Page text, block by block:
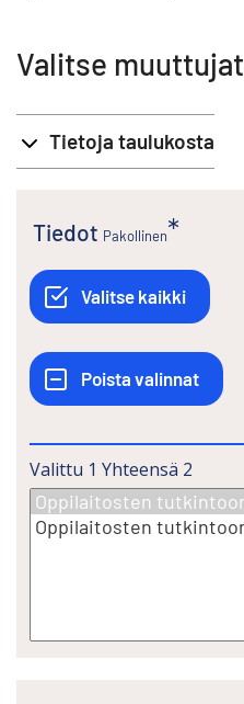
Valitse muuttujat
Tietoja taulukosta
Tiedot Pakollinen
Valittu 1 Yhteensä 2